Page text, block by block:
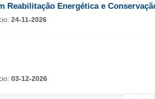
Reabilitação Energética e
24-11-2026
03-12-2026